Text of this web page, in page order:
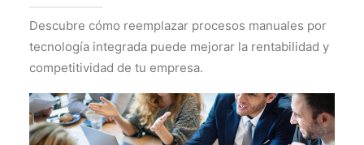
Descubre cómo reemplazar procesos manuales por
tecnología integrada puede mejorar la rentabilidad y
competitividad de tu empresa.